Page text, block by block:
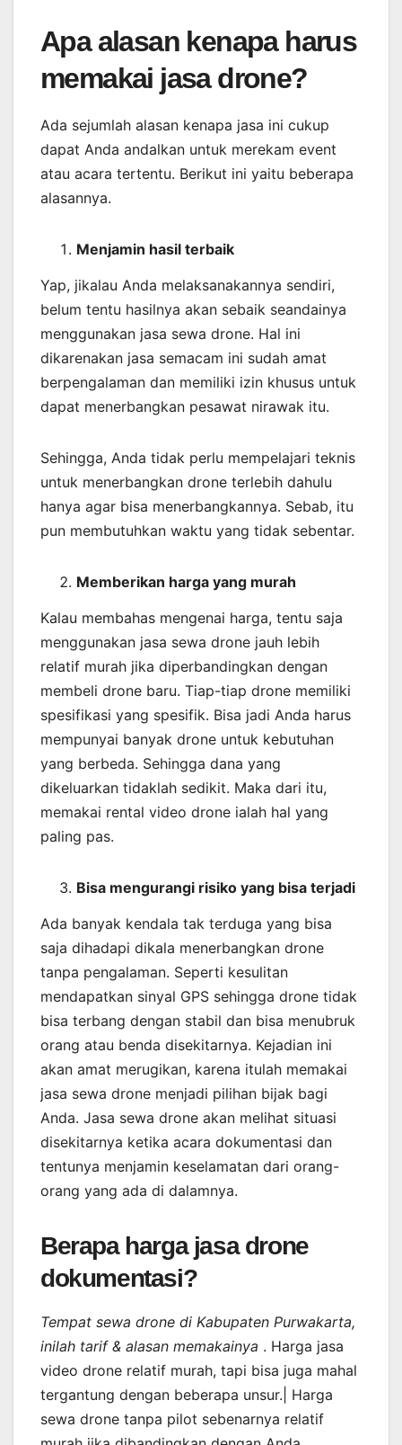
Apa alasan kenapa harus
memakai jasa drone?
Ada sejumlah alasan kenapa jasa ini cukup
dapat Anda andalkan untuk merekam event
atau acara tertentu. Berikut ini yaitu beberapa
alasannya.
Menjamin hasil terbaik
Yap, jikalau Anda melaksanakannya sendiri,
belum tentu hasilnya akan sebaik seandainya
menggunakan jasa sewa drone. Hal ini
dikarenakan jasa semacam ini sudah amat
berpengalaman dan memiliki izin khusus untuk
dapat menerbangkan pesawat nirawak itu.
Sehingga, Anda tidak perlu mempelajari teknis
untuk menerbangkan drone terlebih dahulu
hanya agar bisa menerbangkannya. Sebab, itu
pun membutuhkan waktu yang tidak sebentar.
Memberikan harga yang murah
Kalau membahas mengenai harga, tentu saja
menggunakan jasa sewa drone jauh lebih
relatif murah jika diperbandingkan dengan
membeli drone baru. Tiap-tiap drone memiliki
spesifikasi yang spesifik. Bisa jadi Anda harus
mempunyai banyak drone untuk kebutuhan
yang berbeda. Sehingga dana yang
dikeluarkan tidaklah sedikit. Maka dari itu,
memakai rental video drone ialah hal yang
paling pas.
Bisa mengurangi risiko yang bisa terjadi
Ada banyak kendala tak terduga yang bisa
saja dihadapi dikala menerbangkan drone
tanpa pengalaman. Seperti kesulitan
mendapatkan sinyal GPS sehingga drone tidak
bisa terbang dengan stabil dan bisa menubruk
orang atau benda disekitarnya. Kejadian ini
akan amat merugikan, karena itulah memakai
jasa sewa drone menjadi pilihan bijak bagi
Anda. Jasa sewa drone akan melihat situasi
disekitarnya ketika acara dokumentasi dan
tentunya menjamin keselamatan dari orang-
orang yang ada di dalamnya.
Berapa harga jasa drone
dokumentasi?
Tempat sewa drone di Kabupaten Purwakarta,
inilah tarif & alasan memakainya . Harga jasa
video drone relatif murah, tapi bisa juga mahal
tergantung dengan beberapa unsur.| Harga
sewa drone tanpa pilot sebenarnya relatif